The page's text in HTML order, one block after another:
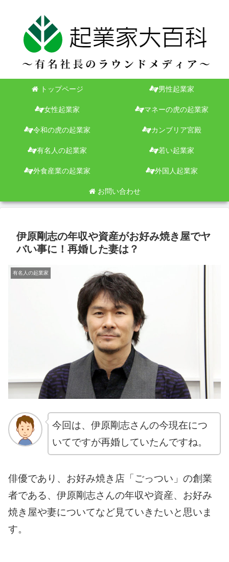
トップページ 男性起業家
女性起業家 マネーの虎の起業家
令和の虎の起業家 カンブリア宮殿
有名人の起業家 若い起業家
外食産業の起業家 外国人起業家
お問い合わせ
伊原剛志の年収や資産がお好み焼き屋でヤ
バい事に！再婚した妻は？
有名人の起業家
今回は、伊原剛志さんの今現在につ
いてですが再婚していたんですね。
俳優であり、お好み焼き店「ごっつい」の創業
者である、伊原剛志さんの年収や資産、お好み
焼き屋や妻についてなど見ていきたいと思いま
す。